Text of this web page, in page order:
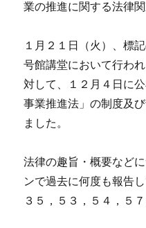
業の推進に関する法律
１月２１日（火）、標
号館講堂において行わ
対して、１２月４日に
事業推進法」の制度及
ました。
法律の趣旨・概要など
ンで過去に何度も報告
３５，５３，５４，５７